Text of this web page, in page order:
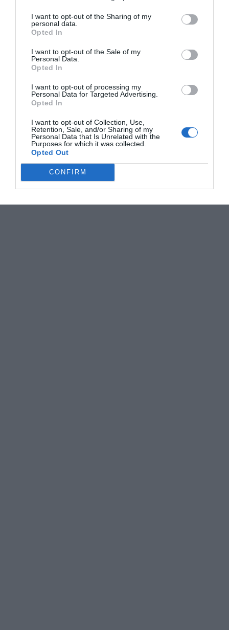
I want to opt-out of the Sharing of my
personal data.
Opted In
I want to opt-out of the Sale of my
Personal Data.
Opted In
I want to opt-out of processing my
Personal Data for Targeted Advertising.
Opted In
I want to opt-out of Collection, Use,
Retention, Sale, and/or Sharing of my
Personal Data that Is Unrelated with the
Purposes for which it was collected.
Opted Out
CONFIRM